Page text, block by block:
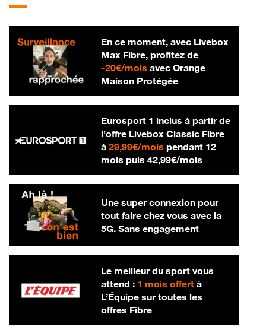
En ce moment, avec Livebox
Max Fibre, profitez de
-20€/mois20 € par mois
avec Orange
Maison Protégée
Eurosport 1 inclus à partir de
l’offre Livebox Classic Fibre
à 29,99€/mois29,99 € par mois
pendant 12
mois puis 42,99€/mois42,99 € par
Une super connexion pour
tout faire chez vous avec la
5G. Sans engagement
Le meilleur du sport vous
attend : 1 mois offertà
L’Équipe sur toutes les
offres Fibre